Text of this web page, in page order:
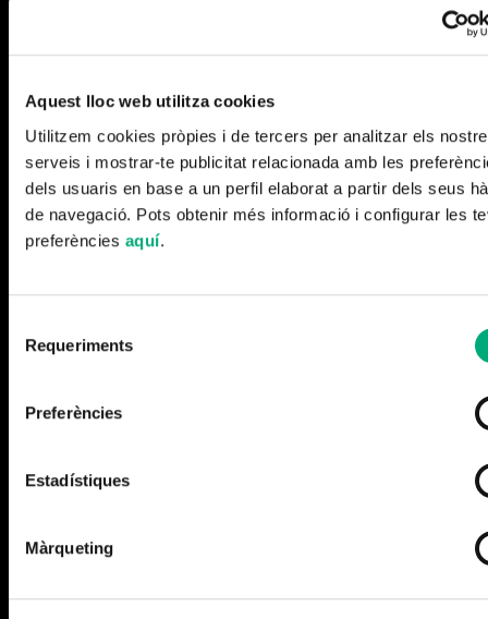
Aquest lloc web utilitza cookies
Utilitzem cookies pròpies i de tercers per analitzar els
serveis i mostrar-te publicitat relacionada amb les
dels usuaris en base a un perfil elaborat a partir dels seus
de navegació. Pots obtenir més informació i configurar les
preferències aquí.
Requeriments
Preferències
Estadístiques
Màrqueting
Más noticias
Cerramos la temporada